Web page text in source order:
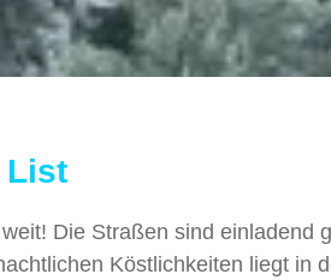
List
Die Straßen sind einladend
Köstlichkeiten liegt in